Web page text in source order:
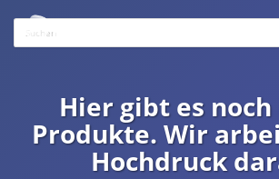
Hier gibt es
Produkte. Wir
Hochdruck